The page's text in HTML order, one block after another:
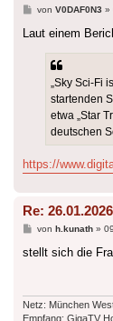
Beitrag
von V0DAF0N3 »
Laut einem
„Sky Sci-Fi
startenden
etwa „Star
deutschen
https://
Re:
Beitrag
von h.kunath»
stellt sich die
Netz: München
Empfang: GigaTV